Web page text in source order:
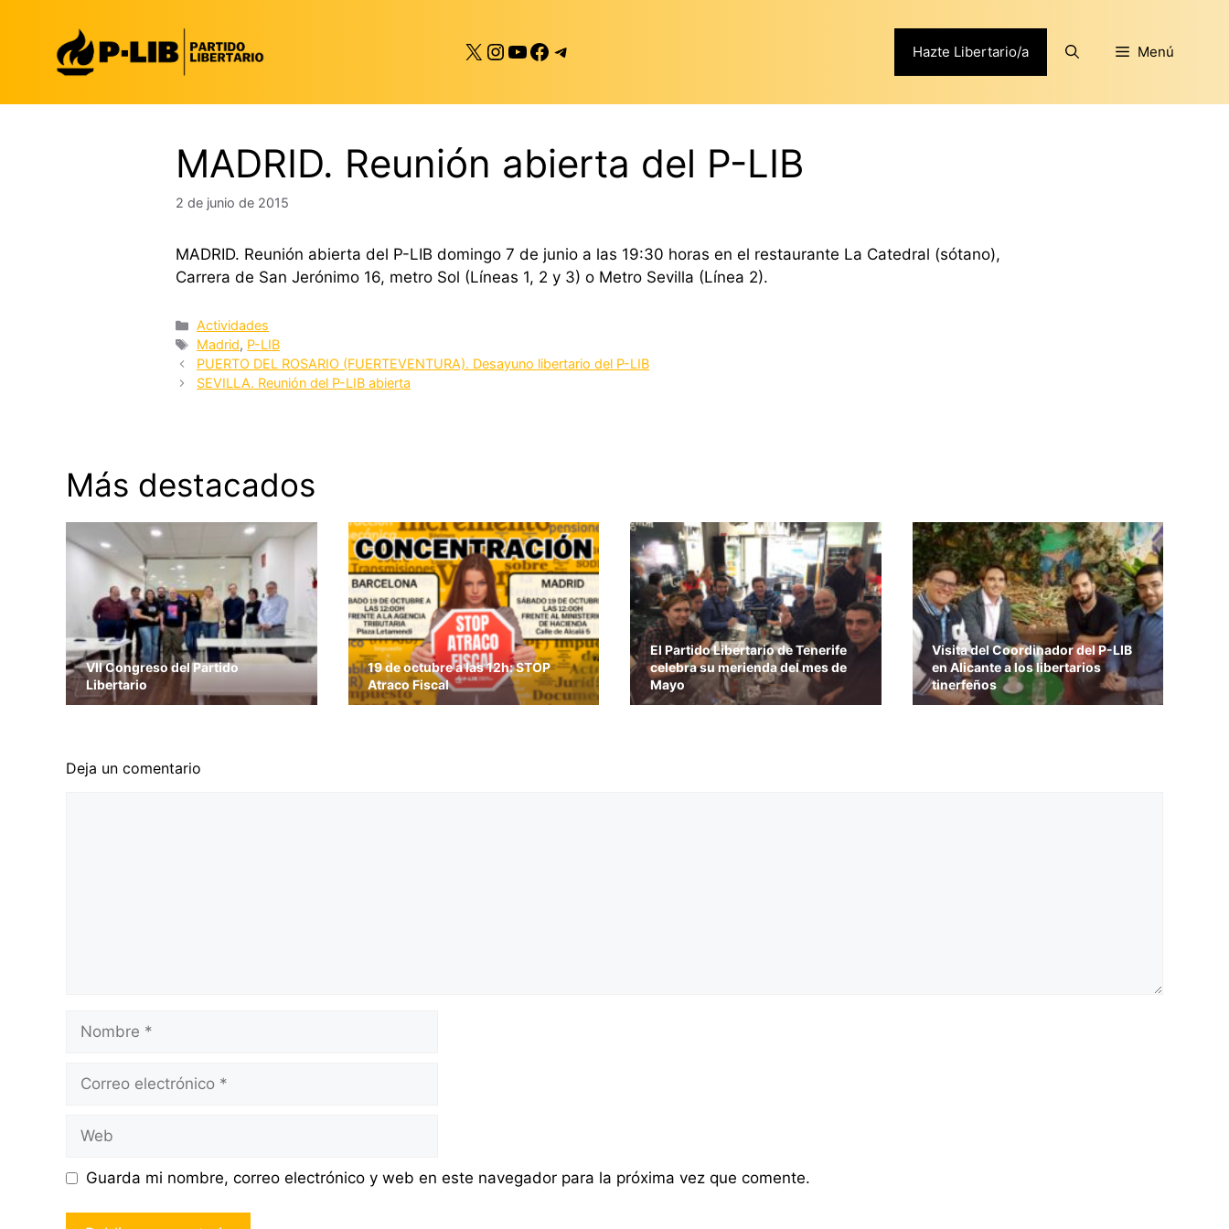
contenido
X Instagram
YouTube
Facebook
Telegram Hazte Libertario/a Menú
MADRID. Reunión abierta del P-LIB
2 de junio de 2015
MADRID. Reunión abierta del P-LIB domingo 7 de junio a las 19:30 horas en el restaurante La Catedral (sótano),
Carrera de San Jerónimo 16, metro Sol (Líneas 1, 2 y 3) o Metro Sevilla (Línea 2).
Categorías
Actividades
Etiquetas
Madrid, P-LIB
PUERTO DEL ROSARIO (FUERTEVENTURA). Desayuno libertario del P-LIB
SEVILLA. Reunión del P-LIB abierta
Más destacados
VII Congreso del Partido
Libertario
19 de octubre a las 12h: STOP
Atraco Fiscal
El Partido Libertario de Tenerife
celebra su merienda del mes de
Mayo
Visita del Coordinador del P-LIB
en Alicante a los libertarios
tinerfeños
Deja un comentario
electrónico
Guarda mi nombre, correo electrónico y web en este navegador para la próxima vez que comente.